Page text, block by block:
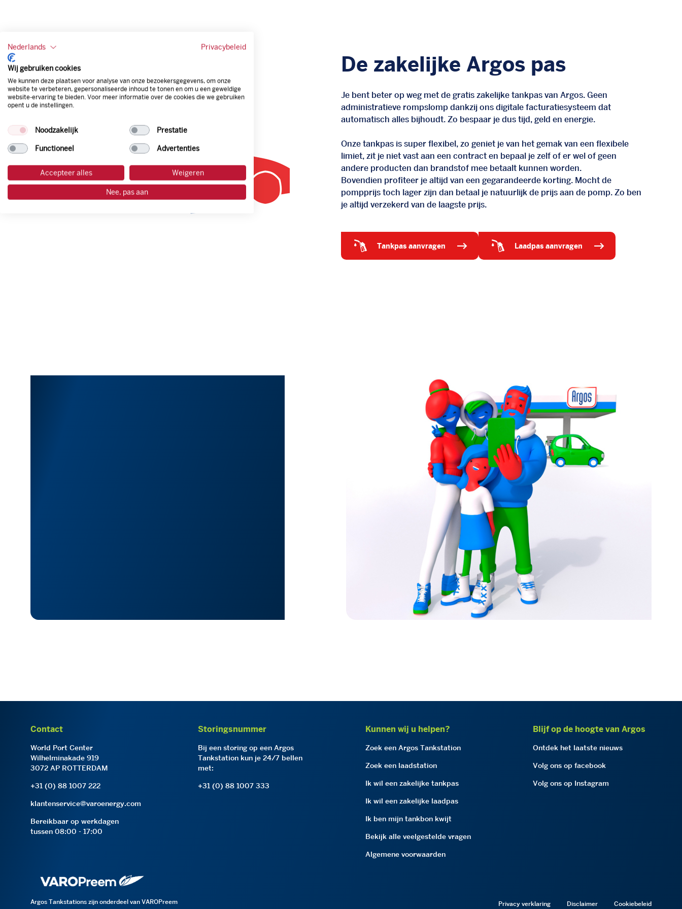
De zakelijke Argos pas
Je bent beter op weg met de gratis zakelijke tankpas van Argos. Geen
administratieve rompslomp dankzij ons digitale facturatiesysteem dat
automatisch alles bijhoudt. Zo bespaar je dus tijd, geld en energie.
Onze tankpas is super flexibel, zo geniet je van het gemak van een flexibele
limiet, zit je niet vast aan een contract en bepaal je zelf of er wel of geen
andere producten dan brandstof mee betaalt kunnen worden.
Bovendien profiteer je altijd van een gegarandeerde korting. Mocht de
pompprijs toch lager zijn dan betaal je natuurlijk de prijs aan de pomp. Zo ben
je altijd verzekerd van de laagste prijs.
tankpas aanvragen laadpas aanvragen
Contact
World Port Center
Wilhelminakade 919
3072 AP ROTTERDAM
+31 (0) 88 1007 222
klantenservice@varoenergy.com
Bereikbaar op werkdagen
tussen 08:00 - 17:00
Storingsnummer
Bij een storing op een Argos
Tankstation kun je 24/7 bellen
met:
+31 (0) 88 1007 333
Kunnen wij u helpen?
Zoek een Argos Tankstation
Zoek een laadstation
Ik wil een zakelijke tankpas
Ik wil een zakelijke laadpas
Ik ben mijn tankbon kwijt
Bekijk alle veelgestelde vragen
Algemene voorwaarden
Blijf op de hoogte van Argos
Ontdek het laatste nieuws
Volg ons op facebook
Volg ons op Instagram
Argos Tankstations zijn onderdeel van VAROPreem Privacy verklaring Disclaimer Cookiebeleid
Nederlands Privacybeleid
Wij gebruiken cookies
We kunnen deze plaatsen voor analyse van onze bezoekersgegevens, om onze
website te verbeteren, gepersonaliseerde inhoud te tonen en om u een geweldige
website-ervaring te bieden. Voor meer informatie over de cookies die we gebruiken
opent u de instellingen.
Noodzakelijk Prestatie
Functioneel Advertenties
Accepteer alles Weigeren
Nee, pas aan